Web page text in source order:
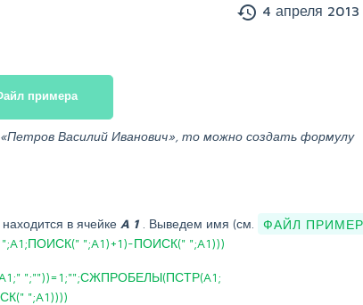
history 4 апреля 2013
примера
Василий Иванович», то можно создать формулу
находится в ячейке A 1 . Выведем имя (см.
ФАЙЛ
";A1)+1)-ПОИСК(" ";A1)))
";""))=1;"";СЖПРОБЕЛЫ(ПСТР(A1;
";A1))))